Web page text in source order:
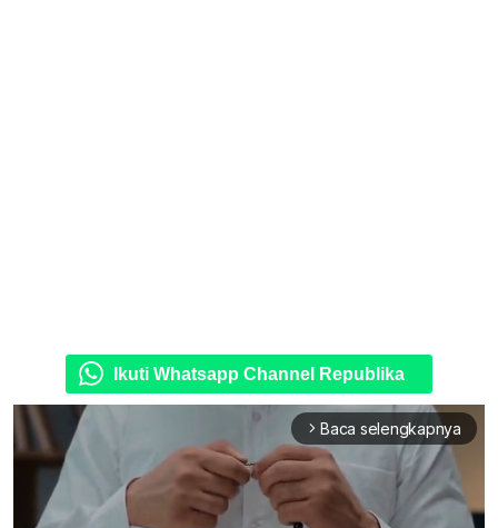
Ikuti Whatsapp Channel Republika
arrow_forward_ios Baca selengkapnya